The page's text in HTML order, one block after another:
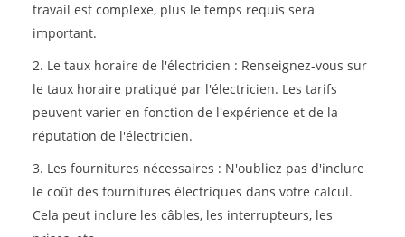
travail est complexe, plus le temps requis sera
important.
2. Le taux horaire de l'électricien : Renseignez-vous sur
le taux horaire pratiqué par l'électricien. Les tarifs
peuvent varier en fonction de l'expérience et de la
réputation de l'électricien.
3. Les fournitures nécessaires : N'oubliez pas d'inclure
le coût des fournitures électriques dans votre calcul.
Cela peut inclure les câbles, les interrupteurs, les